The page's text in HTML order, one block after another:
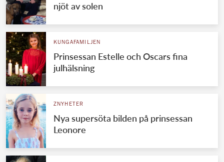
VÄRLDENS KUNGAHUS
Svenska kungahuset
Brittiska kungahuset
Danska kungahuset
Spanska kungahuset
njöt av solen
KUNGAFAMILJEN
Prinsessan Estelle och Oscars fina
julhälsning
ZNYHETER
Nya supersöta bilden på prinsessan
Leonore